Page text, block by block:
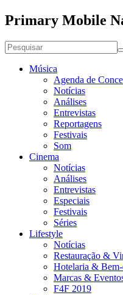
Primary Mobile
Música
Agenda de
Notícias
Análises
Entrevistas
Reportagens
Festivais
Som
Cinema
Notícias
Análises
Entrevistas
Especiais
Festivais
Séries
Lifestyle
Notícias
Restauração &
Hotelaria & Bem-
Marcas &
F4F 2019